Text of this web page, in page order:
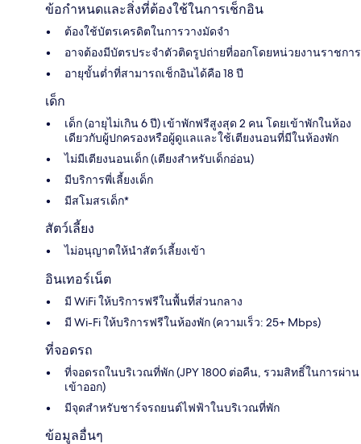
ข้อกำหนดและสิ่งที่ต้องใช้ในการเช็กอิน
ต้องใช้บัตรเครดิตในการวางมัดจำ
อาจต้องมีบัตรประจำตัวติดรูปถ่ายที่ออกโดยหน่วยงานราชการ
อายุขั้นต่ำที่สามารถเช็กอินได้คือ 18 ปี
เด็ก
เด็ก (อายุไม่เกิน 6 ปี) เข้าพักฟรีสูงสุด 2 คน โดยเข้าพักในห้อง
เดียวกับผู้ปกครองหรือผู้ดูแลและใช้เตียงนอนที่มีในห้องพัก
ไม่มีเตียงนอนเด็ก (เตียงสำหรับเด็กอ่อน)
มีบริการพี่เลี้ยงเด็ก
มีสโมสรเด็ก*
สัตว์เลี้ยง
ไม่อนุญาตให้นำสัตว์เลี้ยงเข้า
อินเทอร์เน็ต
มี WiFi ให้บริการฟรีในพื้นที่ส่วนกลาง
มี Wi-Fi ให้บริการฟรีในห้องพัก (ความเร็ว: 25+ Mbps)
ที่จอดรถ
ที่จอดรถในบริเวณที่พัก (JPY 1800 ต่อคืน, รวมสิทธิ์ในการผ่าน
เข้าออก)
มีจุดสำหรับชาร์จรถยนต์ไฟฟ้าในบริเวณที่พัก
ข้อมูลอื่นๆ